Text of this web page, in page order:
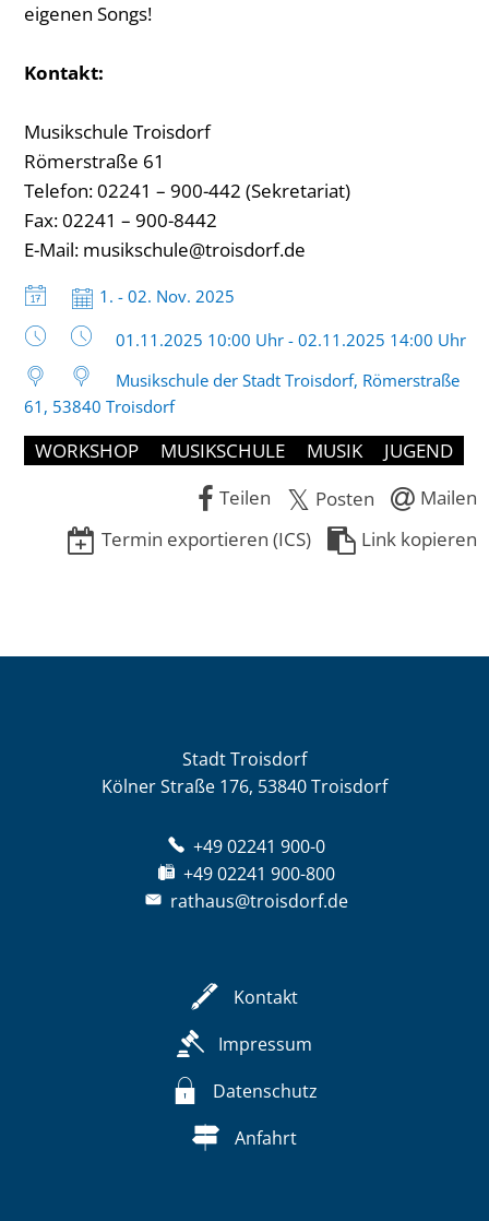
eigenen Songs!
Kontakt:
Musikschule Troisdorf
Römerstraße 61
Telefon: 02241 – 900-442 (Sekretariat)
Fax: 02241 – 900-8442
E-Mail: musikschule@troisdorf.de
Datum:
1. - 02. Nov. 2025
Uhrzeit:
01.11.2025 10:00 Uhr - 02.11.2025 14:00 Uhr
Musikschule der Stadt Troisdorf, Römerstraße
61, 53840 Troisdorf
WORKSHOP MUSIKSCHULE MUSIK
JUGEND
Teilen
Posten
Mailen
Termin exportieren (ICS)
Link kopieren
Stadt Troisdorf
Kölner Straße 176, 53840 Troisdorf
+49 02241 900-0
+49 02241 900-800
rathaus@troisdorf.de
Kontakt
Impressum
Datenschutz
Anfahrt